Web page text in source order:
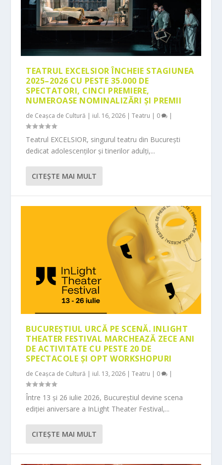
TEATRUL EXCELSIOR ÎNCHEIE STAGIUNEA
2025–2026 CU PESTE 35.000 DE
SPECTATORI, CINCI PREMIERE,
NUMEROASE NOMINALIZĂRI ȘI PREMII
de Ceașca de Cultură | iul. 16, 2026 |Teatru | 0 |
Teatrul EXCELSIOR, singurul teatru din București
dedicat adolescenților și tinerilor adulți,...
CITEŞTE MAI MULT
BUCUREȘTIUL URCĂ PE SCENĂ. INLIGHT
THEATER FESTIVAL MARCHEAZĂ ZECE ANI
DE ACTIVITATE CU PESTE 20 DE
SPECTACOLE ȘI OPT WORKSHOPURI
de Ceașca de Cultură | iul. 13, 2026 |Teatru | 0 |
Între 13 și 26 iulie 2026, Bucureștiul devine scena
ediției aniversare a InLight Theater Festival,...
CITEŞTE MAI MULT